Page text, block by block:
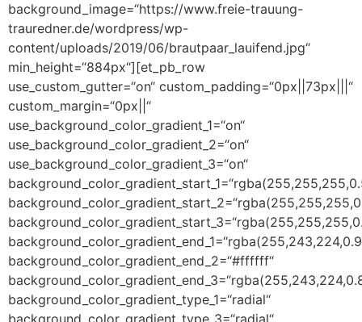
background_image=“https://www.freie-trauung-
trauredner.de/wordpress/wp-
content/uploads/2019/06/brautpaar_lauifend.jpg“
min_height=“884px“][et_pb_row
use_custom_gutter=“on“ custom_padding=“0px||73px|||“
custom_margin=“0px||“
use_background_color_gradient_1=“on“
use_background_color_gradient_2=“on“
use_background_color_gradient_3=“on“
background_color_gradient_end_2=“#ffffff“
background_color_gradient_type_1=“radial“